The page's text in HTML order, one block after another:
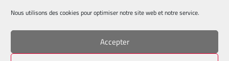
Nous utilisons des cookies pour optimiser notre site web et notre service.
Accepter
Pays de Lesneven Handball 2021-2024 –
légales–Politique de confidentialités